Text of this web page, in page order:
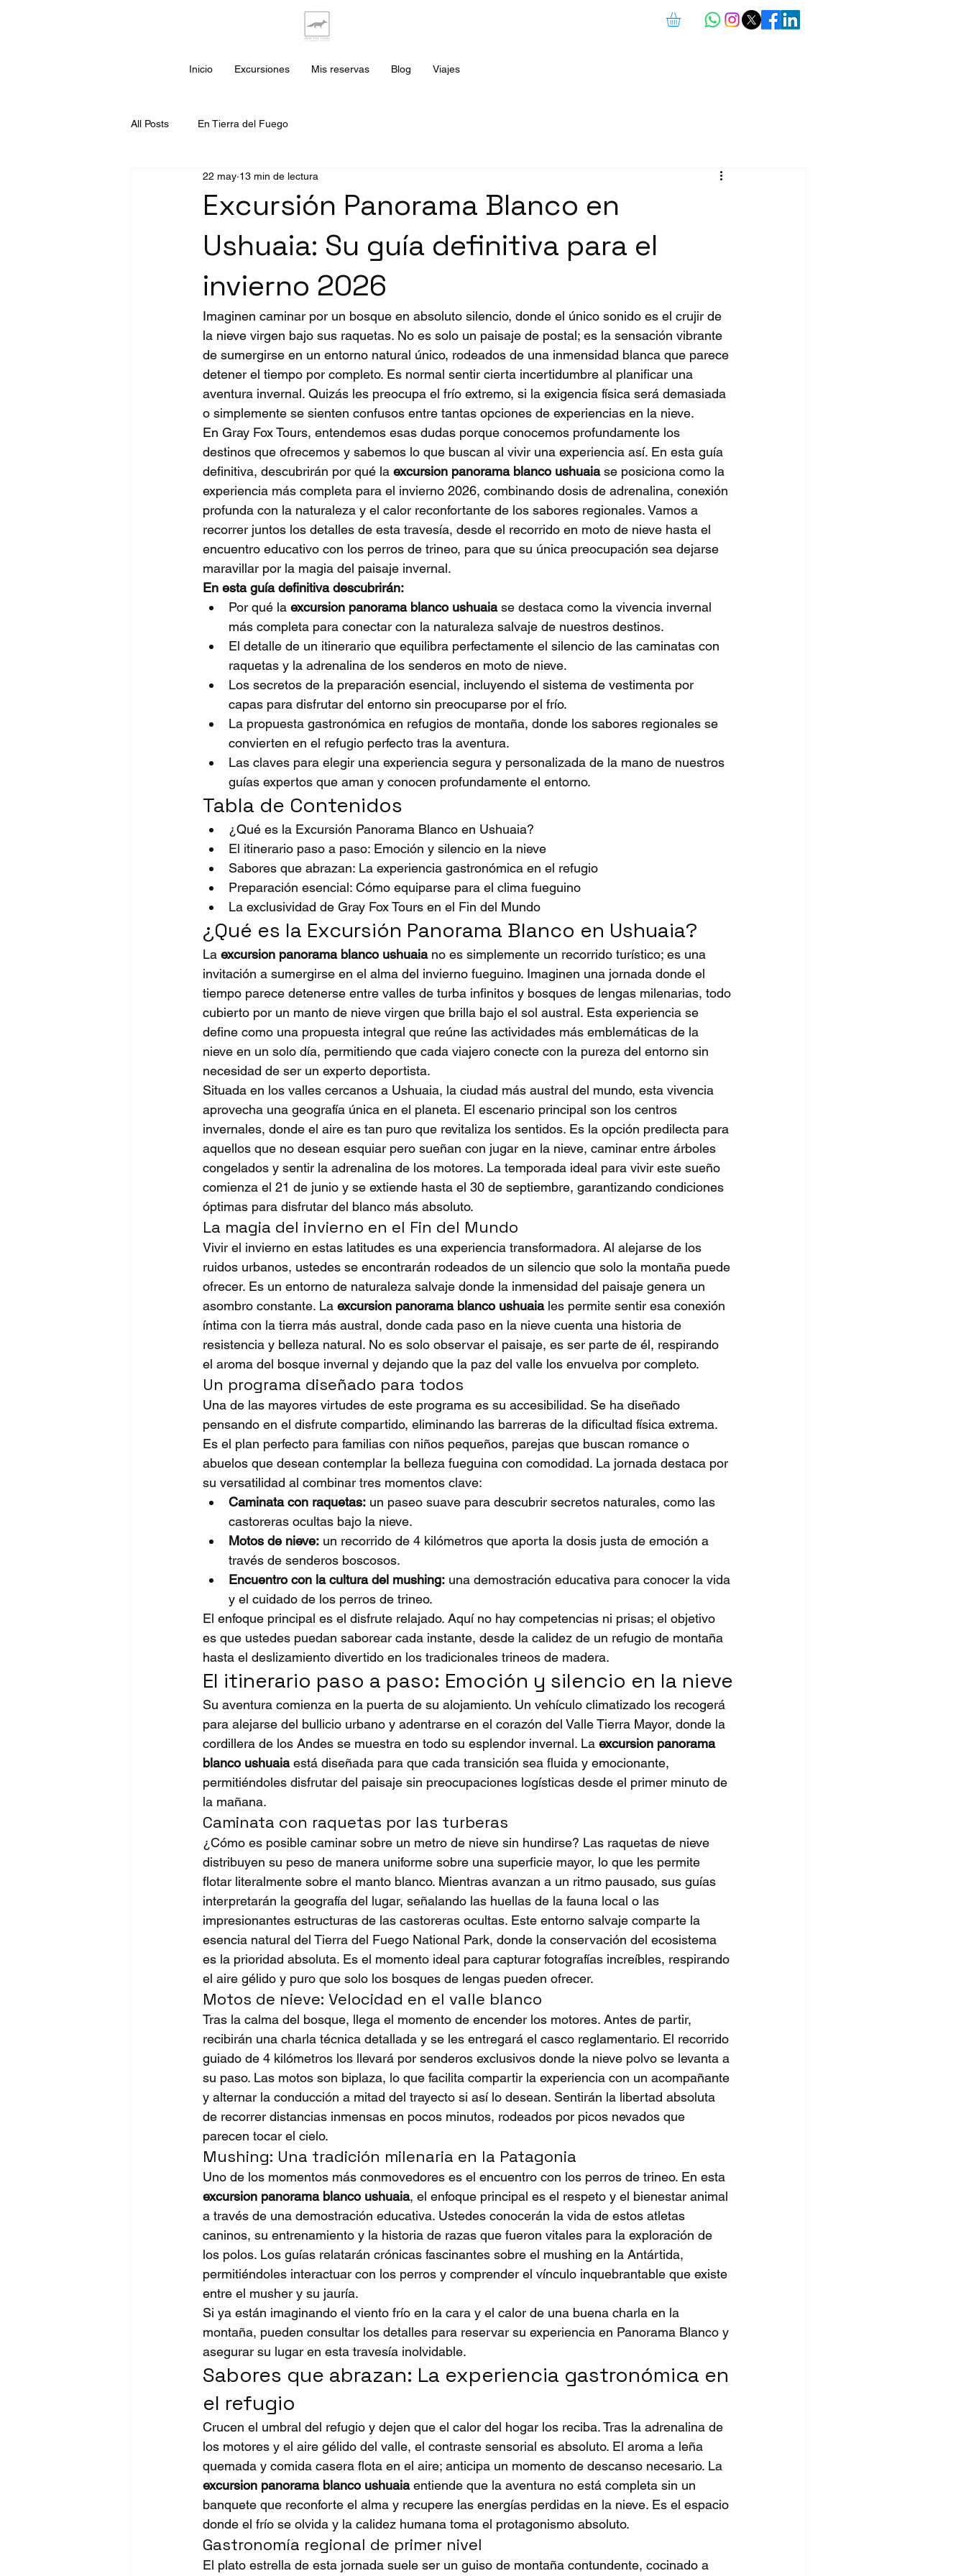
Inicio Excursiones Mis reservas Blog Viajes
All Posts En Tierra del Fuego
Excursión Panorama Blanco en
Ushuaia: Su guía definitiva para el
invierno 2026
22 may 13 min de lectura
Imaginen caminar por un bosque en absoluto silencio, donde el único sonido es el crujir de
la nieve virgen bajo sus raquetas. No es solo un paisaje de postal; es la sensación vibrante
de sumergirse en un entorno natural único, rodeados de una inmensidad blanca que parece
detener el tiempo por completo. Es normal sentir cierta incertidumbre al planificar una
aventura invernal. Quizás les preocupa el frío extremo, si la exigencia física será demasiada
o simplemente se sienten confusos entre tantas opciones de experiencias en la nieve.
En Gray Fox Tours, entendemos esas dudas porque conocemos profundamente los
destinos que ofrecemos y sabemos lo que buscan al vivir una experiencia así. En esta guía
definitiva, descubrirán por qué la excursion panorama blanco ushuaia se posiciona como la
experiencia más completa para el invierno 2026, combinando dosis de adrenalina, conexión
profunda con la naturaleza y el calor reconfortante de los sabores regionales. Vamos a
recorrer juntos los detalles de esta travesía, desde el recorrido en moto de nieve hasta el
encuentro educativo con los perros de trineo, para que su única preocupación sea dejarse
maravillar por la magia del paisaje invernal.
En esta guía definitiva descubrirán:
Por qué la excursion panorama blanco ushuaia se destaca como la vivencia invernal
más completa para conectar con la naturaleza salvaje de nuestros destinos.
El detalle de un itinerario que equilibra perfectamente el silencio de las caminatas con
raquetas y la adrenalina de los senderos en moto de nieve.
Los secretos de la preparación esencial, incluyendo el sistema de vestimenta por
capas para disfrutar del entorno sin preocuparse por el frío.
La propuesta gastronómica en refugios de montaña, donde los sabores regionales se
convierten en el refugio perfecto tras la aventura.
Las claves para elegir una experiencia segura y personalizada de la mano de nuestros
guías expertos que aman y conocen profundamente el entorno.
Tabla de Contenidos
¿Qué es la Excursión Panorama Blanco en Ushuaia?
El itinerario paso a paso: Emoción y silencio en la nieve
Sabores que abrazan: La experiencia gastronómica en el refugio
Preparación esencial: Cómo equiparse para el clima fueguino
La exclusividad de Gray Fox Tours en el Fin del Mundo
¿Qué es la Excursión Panorama Blanco en Ushuaia?
La excursion panorama blanco ushuaia no es simplemente un recorrido turístico; es una
invitación a sumergirse en el alma del invierno fueguino. Imaginen una jornada donde el
tiempo parece detenerse entre valles de turba infinitos y bosques de lengas milenarias, todo
cubierto por un manto de nieve virgen que brilla bajo el sol austral. Esta experiencia se
define como una propuesta integral que reúne las actividades más emblemáticas de la
nieve en un solo día, permitiendo que cada viajero conecte con la pureza del entorno sin
necesidad de ser un experto deportista.
Situada en los valles cercanos a Ushuaia, la ciudad más austral del mundo, esta vivencia
aprovecha una geografía única en el planeta. El escenario principal son los centros
invernales, donde el aire es tan puro que revitaliza los sentidos. Es la opción predilecta para
aquellos que no desean esquiar pero sueñan con jugar en la nieve, caminar entre árboles
congelados y sentir la adrenalina de los motores. La temporada ideal para vivir este sueño
comienza el 21 de junio y se extiende hasta el 30 de septiembre, garantizando condiciones
óptimas para disfrutar del blanco más absoluto.
La magia del invierno en el Fin del Mundo
Vivir el invierno en estas latitudes es una experiencia transformadora. Al alejarse de los
ruidos urbanos, ustedes se encontrarán rodeados de un silencio que solo la montaña puede
ofrecer. Es un entorno de naturaleza salvaje donde la inmensidad del paisaje genera un
asombro constante. La excursion panorama blanco ushuaia les permite sentir esa conexión
íntima con la tierra más austral, donde cada paso en la nieve cuenta una historia de
resistencia y belleza natural. No es solo observar el paisaje, es ser parte de él, respirando
el aroma del bosque invernal y dejando que la paz del valle los envuelva por completo.
Un programa diseñado para todos
Una de las mayores virtudes de este programa es su accesibilidad. Se ha diseñado
pensando en el disfrute compartido, eliminando las barreras de la dificultad física extrema.
Es el plan perfecto para familias con niños pequeños, parejas que buscan romance o
abuelos que desean contemplar la belleza fueguina con comodidad. La jornada destaca por
su versatilidad al combinar tres momentos clave:
Caminata con raquetas: un paseo suave para descubrir secretos naturales, como las
castoreras ocultas bajo la nieve.
Motos de nieve: un recorrido de 4 kilómetros que aporta la dosis justa de emoción a
través de senderos boscosos.
Encuentro con la cultura del mushing: una demostración educativa para conocer la vida
y el cuidado de los perros de trineo.
El enfoque principal es el disfrute relajado. Aquí no hay competencias ni prisas; el objetivo
es que ustedes puedan saborear cada instante, desde la calidez de un refugio de montaña
hasta el deslizamiento divertido en los tradicionales trineos de madera.
El itinerario paso a paso: Emoción y silencio en la nieve
Su aventura comienza en la puerta de su alojamiento. Un vehículo climatizado los recogerá
para alejarse del bullicio urbano y adentrarse en el corazón del Valle Tierra Mayor, donde la
cordillera de los Andes se muestra en todo su esplendor invernal. La excursion panorama
blanco ushuaia está diseñada para que cada transición sea fluida y emocionante,
permitiéndoles disfrutar del paisaje sin preocupaciones logísticas desde el primer minuto de
la mañana.
Caminata con raquetas por las turberas
¿Cómo es posible caminar sobre un metro de nieve sin hundirse? Las raquetas de nieve
distribuyen su peso de manera uniforme sobre una superficie mayor, lo que les permite
flotar literalmente sobre el manto blanco. Mientras avanzan a un ritmo pausado, sus guías
interpretarán la geografía del lugar, señalando las huellas de la fauna local o las
impresionantes estructuras de las castoreras ocultas. Este entorno salvaje comparte la
esencia natural del Tierra del Fuego National Park, donde la conservación del ecosistema
es la prioridad absoluta. Es el momento ideal para capturar fotografías increíbles, respirando
el aire gélido y puro que solo los bosques de lengas pueden ofrecer.
Motos de nieve: Velocidad en el valle blanco
Tras la calma del bosque, llega el momento de encender los motores. Antes de partir,
recibirán una charla técnica detallada y se les entregará el casco reglamentario. El recorrido
guiado de 4 kilómetros los llevará por senderos exclusivos donde la nieve polvo se levanta a
su paso. Las motos son biplaza, lo que facilita compartir la experiencia con un acompañante
y alternar la conducción a mitad del trayecto si así lo desean. Sentirán la libertad absoluta
de recorrer distancias inmensas en pocos minutos, rodeados por picos nevados que
parecen tocar el cielo.
Mushing: Una tradición milenaria en la Patagonia
Uno de los momentos más conmovedores es el encuentro con los perros de trineo. En esta
excursion panorama blanco ushuaia, el enfoque principal es el respeto y el bienestar animal
a través de una demostración educativa. Ustedes conocerán la vida de estos atletas
caninos, su entrenamiento y la historia de razas que fueron vitales para la exploración de
los polos. Los guías relatarán crónicas fascinantes sobre el mushing en la Antártida,
permitiéndoles interactuar con los perros y comprender el vínculo inquebrantable que existe
entre el musher y su jauría.
Si ya están imaginando el viento frío en la cara y el calor de una buena charla en la
montaña, pueden consultar los detalles para reservar su experiencia en Panorama Blanco y
asegurar su lugar en esta travesía inolvidable.
Sabores que abrazan: La experiencia gastronómica en
el refugio
Crucen el umbral del refugio y dejen que el calor del hogar los reciba. Tras la adrenalina de
los motores y el aire gélido del valle, el contraste sensorial es absoluto. El aroma a leña
quemada y comida casera flota en el aire; anticipa un momento de descanso necesario. La
excursion panorama blanco ushuaia entiende que la aventura no está completa sin un
banquete que reconforte el alma y recupere las energías perdidas en la nieve. Es el espacio
donde el frío se olvida y la calidez humana toma el protagonismo absoluto.
Gastronomía regional de primer nivel
El plato estrella de esta jornada suele ser un guiso de montaña contundente, cocinado a